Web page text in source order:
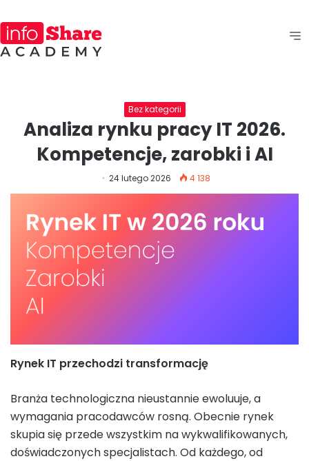
Bez kategorii
Analiza rynku pracy IT 2026.
Kompetencje, zarobki i AI
24 lutego 2026 4 138
Rynek IT przechodzi transformację
Branża technologiczna nieustannie ewoluuje, a
wymagania pracodawców rosną. Obecnie rynek
skupia się przede wszystkim na wykwalifikowanych,
doświadczonych specjalistach. Od każdego, od